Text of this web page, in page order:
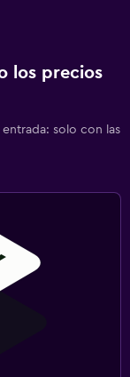
los precios
solo con las